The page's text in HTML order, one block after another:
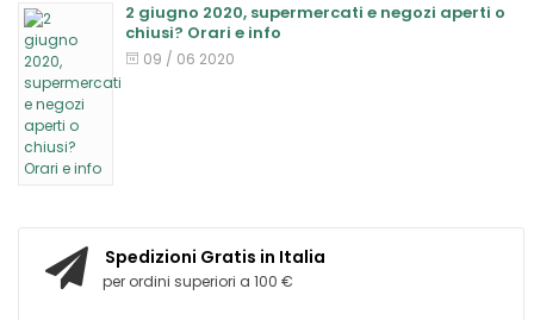
2 giugno 2020, supermercati e negozi aperti o
chiusi? Orari e info
09 / 06 2020
Spedizioni Gratis in Italia
per ordini superiori a 100 €